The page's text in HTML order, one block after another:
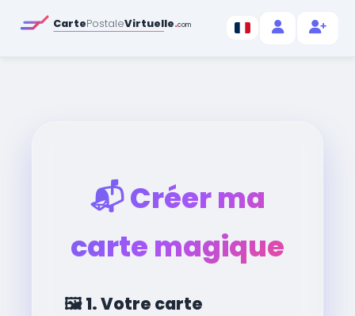
CartePostaleVirtuelle.com
📬Créer ma
carte magique
🖼️1. Votre carte